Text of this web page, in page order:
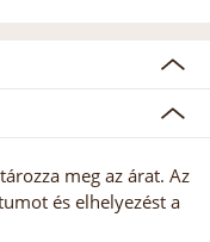
meg az árat. Az
és elhelyezést a